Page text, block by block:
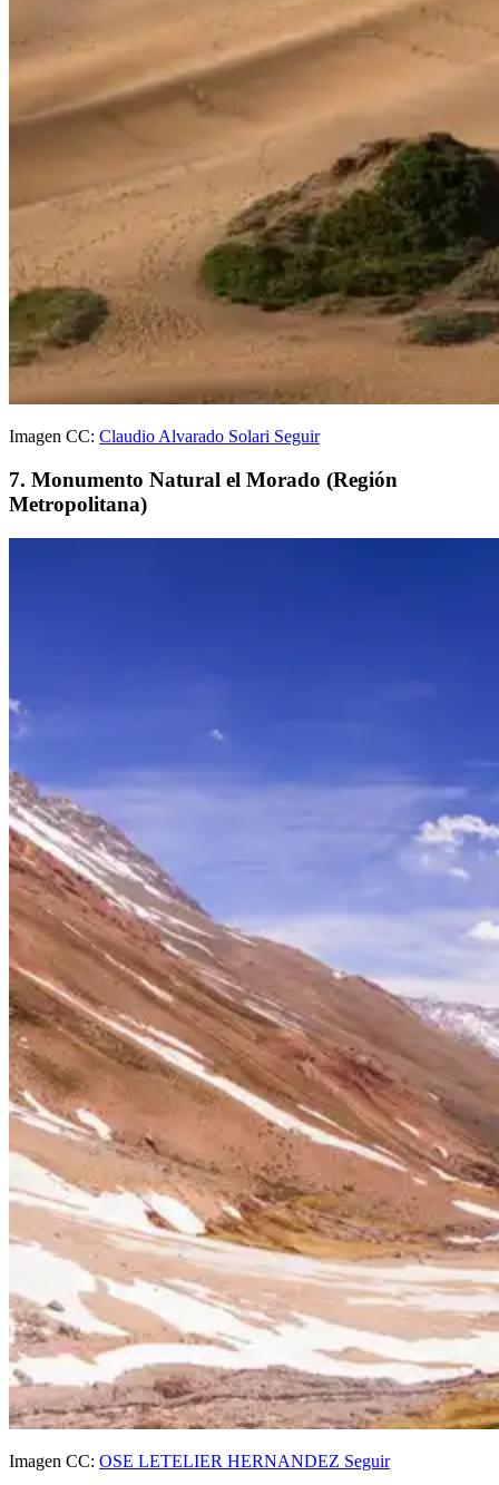
Imagen CC: Claudio Alvarado Solari Seguir
7. Monumento Natural el Morado (Región
Metropolitana)
Imagen CC: OSE LETELIER HERNANDEZ Seguir